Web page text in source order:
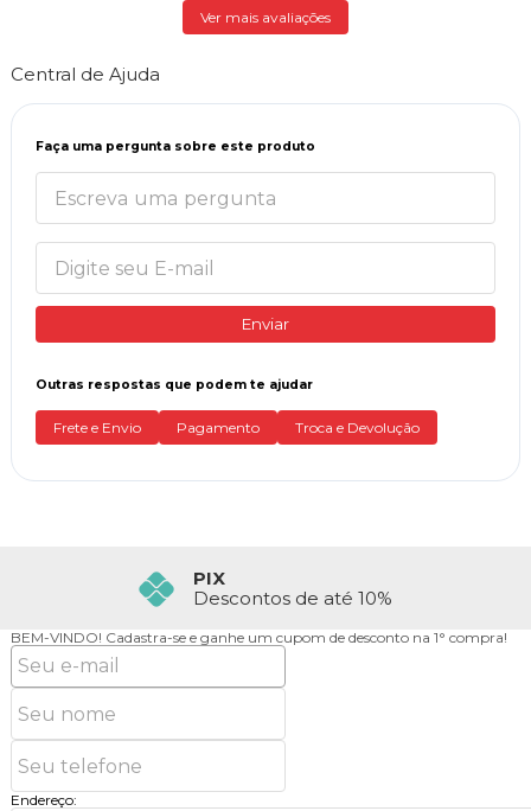
Ver mais avaliações
Central de Ajuda
Faça uma pergunta sobre este produto
Enviar
Outras respostas que podem te ajudar
Frete e Envio Pagamento Troca e Devolução
PIX
Descontos de até 10%
BEM-VINDO! Cadastra-se e ganhe um cupom de desconto na 1° compra!
Endereço: